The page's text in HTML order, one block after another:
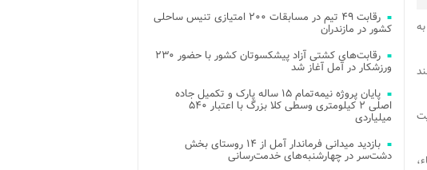
رقابت ۴۹ تیم در مسابقات ۲۰۰ امتیازی تنیس ساحلی
کشور در مازندران
رقابت‌های کشتی آزاد پیشکسوتان کشور با حضور ۲۳۰
ورزشکار در آمل آغاز شد
پایان پروژه نیمه‌تمام ۱۵ ساله پارک و تکمیل جاده
اصلی ۲ کیلومتری وسطی کلا بزرگ با اعتبار ۵۴۰
میلیاردی
بازدید میدانی فرماندار آمل از ۱۴ روستای بخش
دشت‌سر در چهارشنبه‌های خدمت‌رسانی